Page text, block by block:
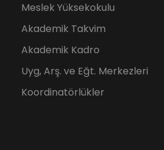
Meslek Yüksekokulu
Akademik Takvim
Akademik Kadro
Uyg, Arş. ve Eğt. Merkezleri
Koordinatörlükler